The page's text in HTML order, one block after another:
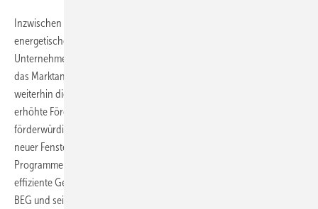
Inzwischen ist etwas deutlicher geworden, wie die Bundesregierung
energetische Sanierungsmaßnahmen fördern will. Wer als SHK-
Unternehmer bislang das CO
das Marktanreizprogramm in der Akquise eingesetzt hat, kann auch
weiterhin diese Förderungen nutzen – es gibt sogar eine um 10 %
erhöhte Förderung für Einzelmaßnahmen, die auch von der KfW als
förderwürdig eingestuft sind. Dazu gehören Heizungstausch, Einbau
neuer Fenster oder Dämmung von Dächern und Fassaden. Diese
Programme sind neuerdings integriert in die Bundesförderung für
effiziente Gebäude (neu geschaffenes Kürzel: BEG, siehe Kasten „Das
BEG und sein Ziel“).